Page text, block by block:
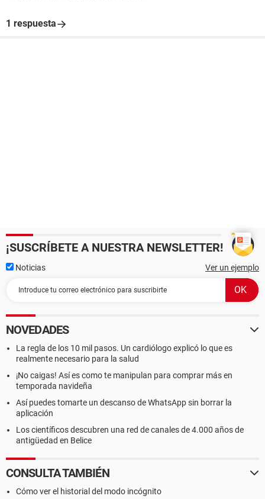
1 respuesta
¡SUSCRÍBETE A NUESTRA NEWSLETTER!
Noticias Ver un ejemplo
NOVEDADES
La regla de los 10 mil pasos. Un cardiólogo explicó lo que es
realmente necesario para la salud
¡No caigas! Así es como te manipulan para comprar más en
temporada navideña
Así puedes tomarte un descanso de WhatsApp sin borrar la
aplicación
Los científicos descubren una red de canales de 4.000 años de
antigüedad en Belice
CONSULTA TAMBIÉN
Cómo ver el historial del modo incógnito